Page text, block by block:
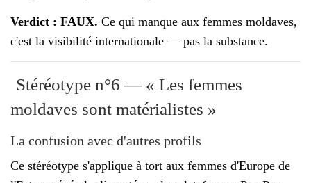
Verdict : FAUX. Ce qui manque aux femmes moldaves,
c'est la visibilité internationale — pas la substance.
Stéréotype n°6 — « Les femmes
moldaves sont matérialistes »
La confusion avec d'autres profils
Ce stéréotype s'applique à tort aux femmes d'Europe de